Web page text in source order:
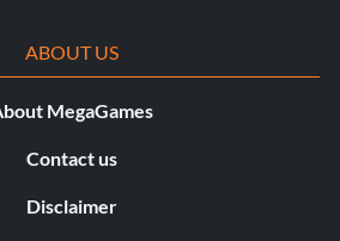
ABOUT US
MegaGames
Contact us
Disclaimer